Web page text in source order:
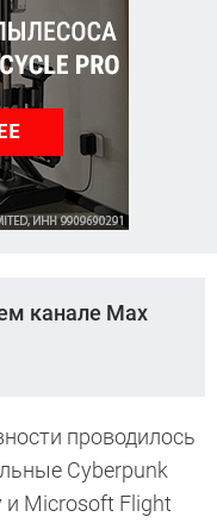
канале Max
проводилось
Cyberpunk
и Microsoft Flight